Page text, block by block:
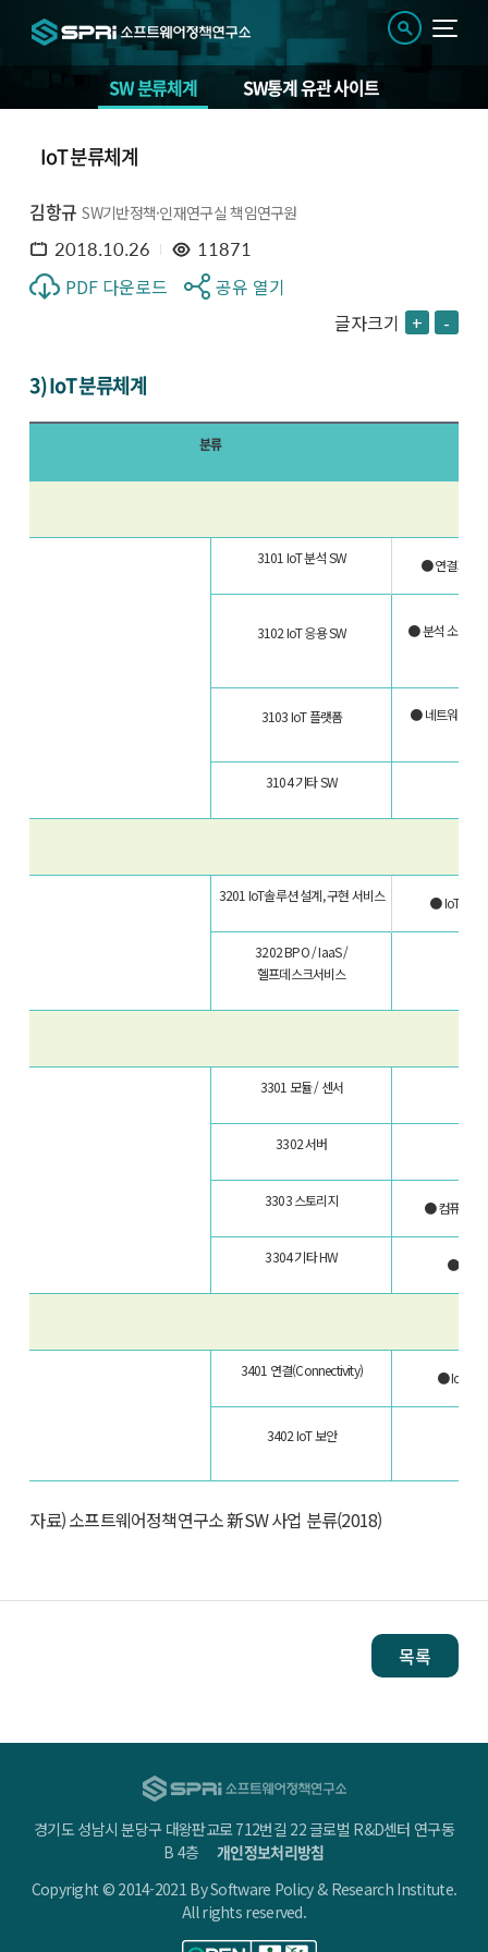
SW 분류체계 SW통계 유관 사이트
IoT 분류체계
김항규 SW기반정책·인재연구실 책임연구원
2018.10.26 11871
PDF 다운로드
공유 열기
글자크기 + -
3) IoT 분류체계
분류
3101 IoT분석 SW ● 연결지점
3102 IoT응용 SW ● 분석 소프트
3103 IoT플랫폼 ● 네트워크를
3104기타 SW
3201 IoT솔루션 설계, 구현 서비스 ● IoT 구현
3202BPO / IaaS /
헬프데스크서비스
3301 모듈 / 센서
3302서버
3303스토리지 ● 컴퓨터시
3304기타 HW ● 서버,
3401 연결(Connectivity) ● IoT 장
3402 IoT보안
자료) 소프트웨어정책연구소 新SW 사업 분류(2018)
목록
경기도 성남시 분당구 대왕판교로 712번길 22 글로벌 R&D센터 연구동
B 4층개인정보처리방침
Copyright © 2014-2021 By Software Policy & Research Institute.
All rights reserved.